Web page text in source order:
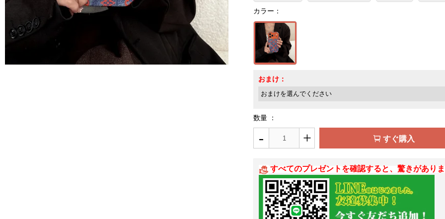
カラー：
おまけ：
数量 ：
- + すぐ購入
すべてのプレゼントを確認すると、驚きがあり